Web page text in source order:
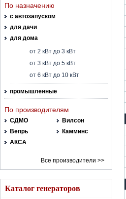
По назначению
с автозапуском
для дачи
для дома
от 2 кВт до 3 кВт
от 3 кВт до 5 кВт
от 6 кВт до 10 кВт
промышленные
По производителям
СДМО
Вилсон
Вепрь
Камминс
АКСА
Все производители >>
Каталог генераторов